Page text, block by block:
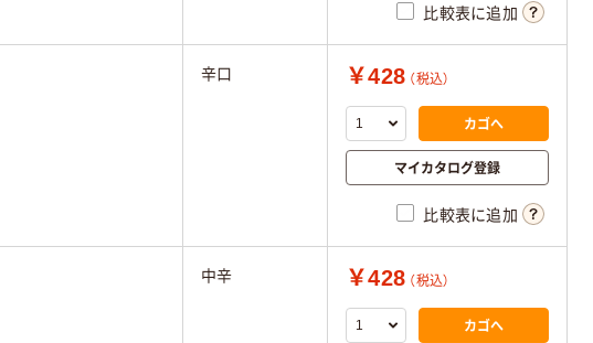
比較表に追加
辛口 ￥428 （税込）
カゴへ
マイカタログ登録
比較表に追加
中辛 ￥428 （税込）
カゴへ